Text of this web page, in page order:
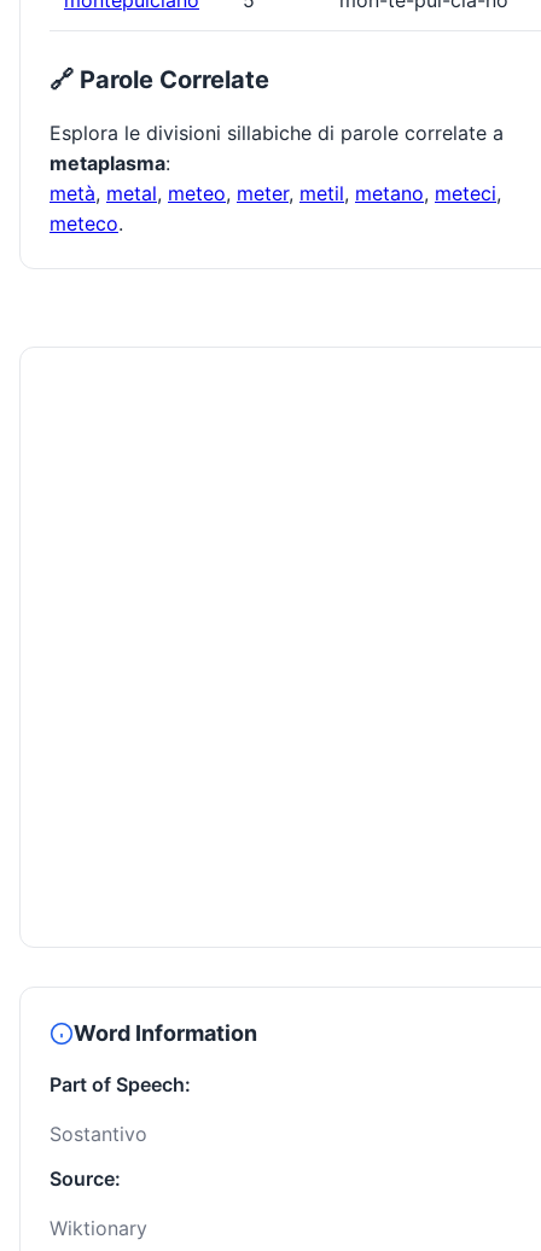
🔗 Parole Correlate
Esplora le divisioni sillabiche di parole correlate a
metaplasma:
metà, metal, meteo, meter, metil, metano, meteci,
meteco.
Word Information
Part of Speech:
Sostantivo
Source:
Wiktionary